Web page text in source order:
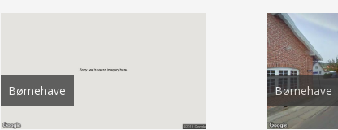
Børnehave Børnehave